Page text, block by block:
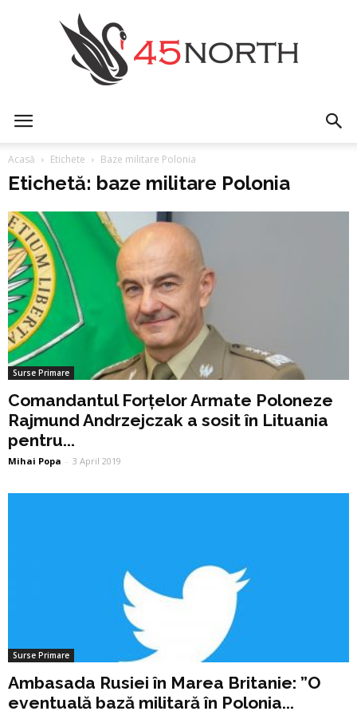
Acasă Etichete Baze militare Polonia
Etichetă: baze militare Polonia
Surse Primare
Comandantul Forțelor Armate Poloneze
Rajmund Andrzejczak a sosit în Lituania
pentru...
Mihai Popa - 3 April 2019
Surse Primare
Ambasada Rusiei în Marea Britanie: ”O
eventuală bază militară în Polonia...